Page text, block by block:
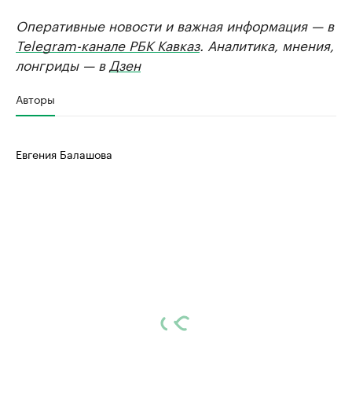
Оперативные новости и важная информация — в
Telegram-канале РБК Кавказ. Аналитика, мнения,
лонгриды — в Дзен
Авторы
Евгения Балашова